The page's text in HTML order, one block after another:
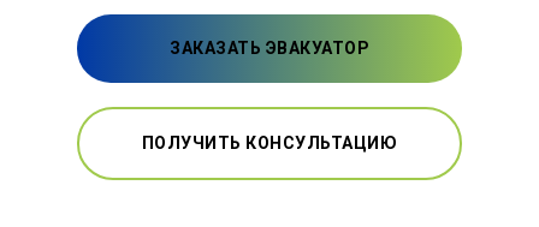
ЗАКАЗАТЬ ЭВАКУАТОР
ПОЛУЧИТЬ КОНСУЛЬТАЦИЮ